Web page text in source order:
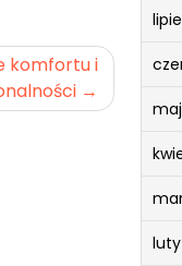
komfortu i